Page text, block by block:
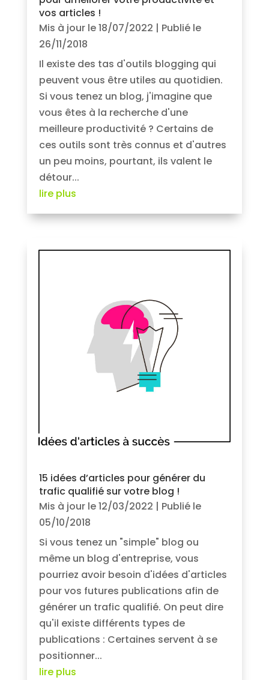
vos articles !
Mis à jour le 18/07/2022 | Publié le
26/11/2018
Il existe des tas d'outils blogging qui
peuvent vous être utiles au quotidien.
Si vous tenez un blog, j'imagine que
vous êtes à la recherche d'une
meilleure productivité ? Certains de
ces outils sont très connus et d'autres
un peu moins, pourtant, ils valent le
détour...
lire plus
15 idées d’articles pour générer du
trafic qualifié sur votre blog !
Mis à jour le 12/03/2022 | Publié le
05/10/2018
Si vous tenez un "simple" blog ou
même un blog d'entreprise, vous
pourriez avoir besoin d'idées d'articles
pour vos futures publications afin de
générer un trafic qualifié. On peut dire
qu'il existe différents types de
publications : Certaines servent à se
positionner...
lire plus